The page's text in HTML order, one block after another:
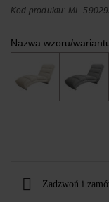
Kod produktu: ML-
Nazwa wzoru/
Zadzwoń i